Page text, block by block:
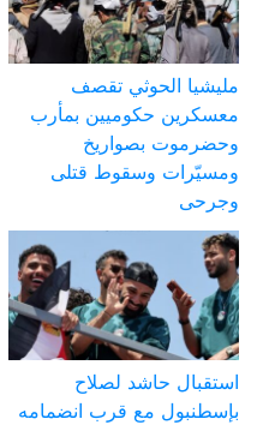
مليشيا الحوثي تقصف
معسكرين حكوميين بمأرب
وحضرموت بصواريخ
ومسيّرات وسقوط قتلى
وجرحى
استقبال حاشد لصلاح
بإسطنبول مع قرب انضمامه